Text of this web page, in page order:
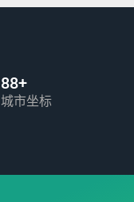
88+
城市坐标